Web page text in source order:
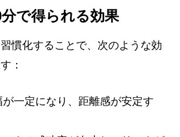
で得られる効果
慣化することで、次のような効
：
一定になり、距離感が安定す